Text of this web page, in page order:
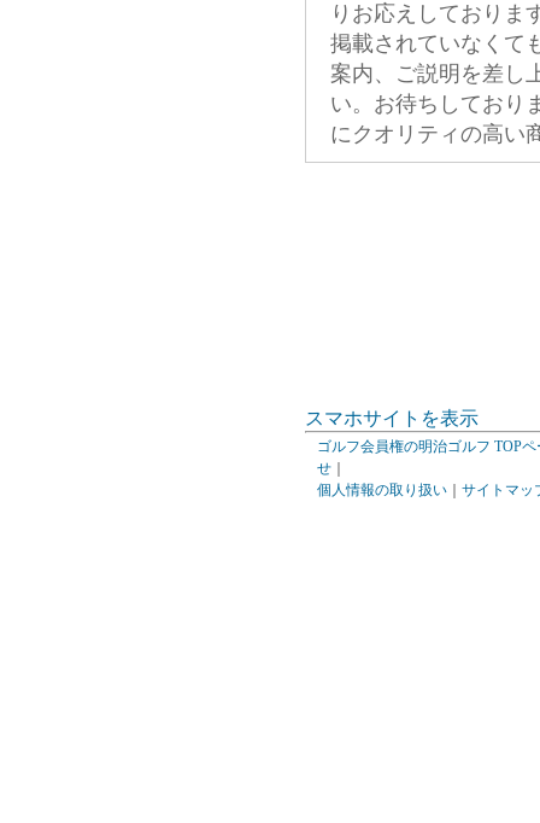
りお応えしておりま
掲載されていなくて
案内、ご説明を差し
い。お待ちしており
にクオリティの高い
スマホサイトを表示
ゴルフ会員権の明治ゴルフ TOPペ
せ
個人情報の取り扱い
サイトマッ